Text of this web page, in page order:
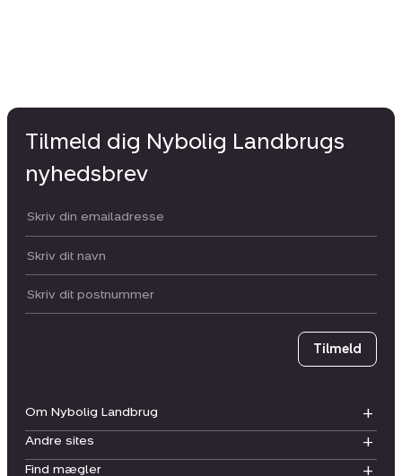
Om Nybolig Landbrug
Andre sites
Find mægler
Tilmeld dig Nybolig Landbrugs
nyhedsbrev
Din email:
Dit navn:
Postnummer
Tilmeld